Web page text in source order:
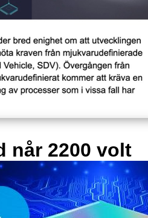
når 2200 volt